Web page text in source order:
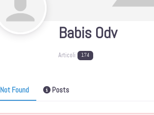
Babis Odv
Articoli 174
Not Found Posts